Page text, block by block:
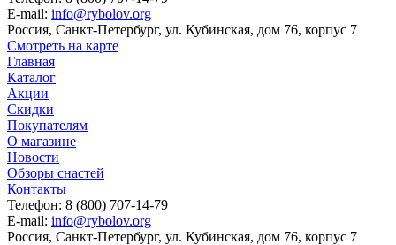
E-mail: info@rybolov.org
Россия, Санкт-Петербург, ул. Кубинская, дом 76, корпус 7
Смотреть на карте
Главная
Каталог
Акции
Скидки
Покупателям
О магазине
Новости
Обзоры снастей
Контакты
Телефон: 8 (800) 707-14-79
E-mail: info@rybolov.org
Россия, Санкт-Петербург, ул. Кубинская, дом 76, корпус 7